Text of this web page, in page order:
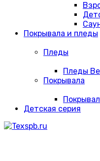
Покрывала и пледы
Пледы
Пледы
Покрывала
Детская серия